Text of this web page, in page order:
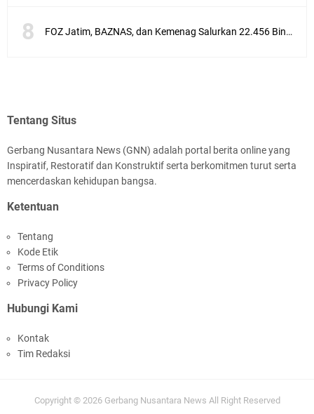
FOZ Jatim, BAZNAS, dan Kemenag Salurkan 22.456 Bingkisan Lebaran Yatim Serentak di Berbagai Daerah di Jawa Timur
Tentang Situs
Gerbang Nusantara News (GNN) adalah portal berita online yang
Inspiratif, Restoratif dan Konstruktif serta berkomitmen turut serta
mencerdaskan kehidupan bangsa.
Ketentuan
Tentang
Kode Etik
Terms of Conditions
Privacy Policy
Hubungi Kami
Kontak
Tim Redaksi
Copyright © 2026 Gerbang Nusantara News All Right Reserved